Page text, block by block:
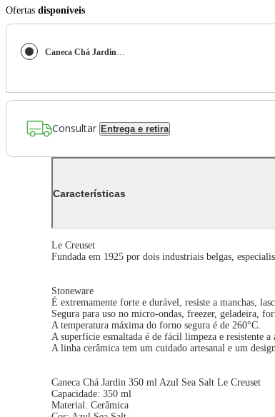
Ofertas disponíveis
Caneca Chá Jardin 350 ml Azul Sea Salt Le Creuset
Consultar Entrega e retira
Características
Le Creuset
Fundada em 1925 por dois industriais belgas,
Stoneware
É extremamente forte e durável, resiste a manchas,
Segura para uso no micro-ondas, freezer, geladeira,
A temperatura máxima do forno segura é de 260°C.
A superfície esmaltada é de fácil limpeza e resistente
A linha cerâmica tem um cuidado artesanal e um
Caneca Chá Jardin 350 ml Azul Sea Salt Le Creuset
Capacidade: 350 ml
Material: Cerâmica